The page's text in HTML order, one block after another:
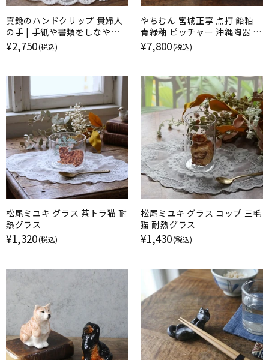
真鍮のハンドクリップ 貴婦人
の手 | 手紙や書類をしなやか
に留める
¥2,750(税込)
やちむん 宮城正享 点打 飴釉
青緑釉 ピッチャー 沖縄陶器 読
谷村北窯
¥7,800(税込)
松尾ミユキ グラス 茶トラ猫 耐
熱グラス
¥1,320(税込)
松尾ミユキ グラス コップ 三毛
猫 耐熱グラス
¥1,430(税込)